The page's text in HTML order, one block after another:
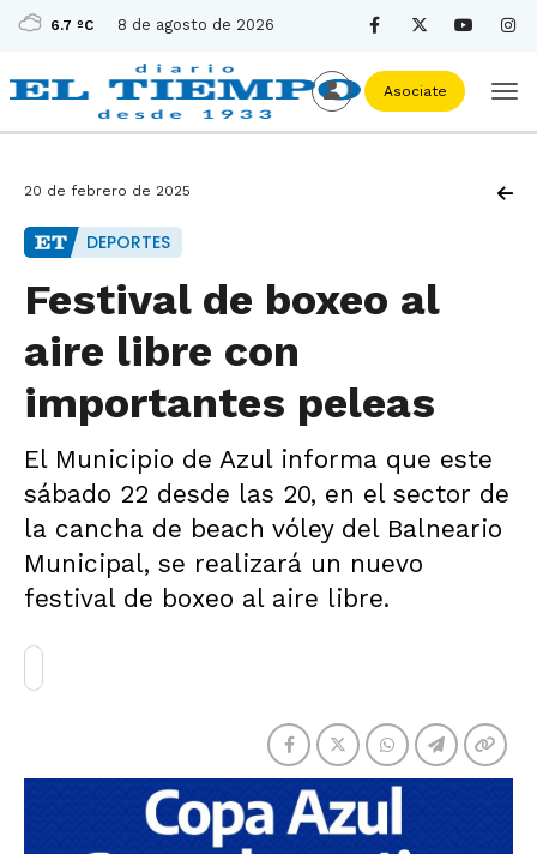
6.7 ºC 8 de agosto de 2026
Asociate
20 de febrero de 2025
DEPORTES
Festival de boxeo al
aire libre con
importantes peleas
El Municipio de Azul informa que este
sábado 22 desde las 20, en el sector de
la cancha de beach vóley del Balneario
Municipal, se realizará un nuevo
festival de boxeo al aire libre.